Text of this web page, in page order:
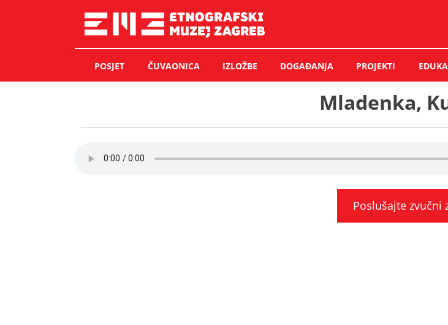
POSJET ČUVAONICA IZLOŽBE DOGAĐANJA PROJEKTI
Mladenka,
Poslušajte zvučni